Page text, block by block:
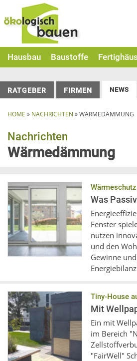
to
content
Hausbau Baustoffe
RATGEBER FIRMEN NEWS
HOME » NACHRICHTEN »WÄRMEDÄMMUNG
Nachrichten
Wärmedämmung
Was
Fenster
nutzen
und den
Gewinne
Tiny-House
Mit
Ein mit
im Bereich
"FairWell"